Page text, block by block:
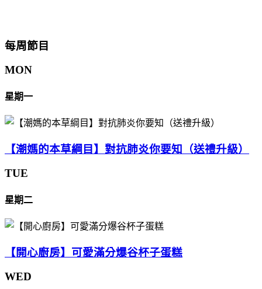
每周節目
MON
星期一
【潮媽的本草綱目】對抗肺炎你要知（送禮升級）
TUE
星期二
【開心廚房】可愛滿分爆谷杯子蛋糕
WED